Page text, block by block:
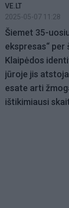
VE.LT
2025-05-07 11:28
Šiemet 35-
ekspresas“
Klaipėdos
jūroje jis
esate arti
ištikimiausi